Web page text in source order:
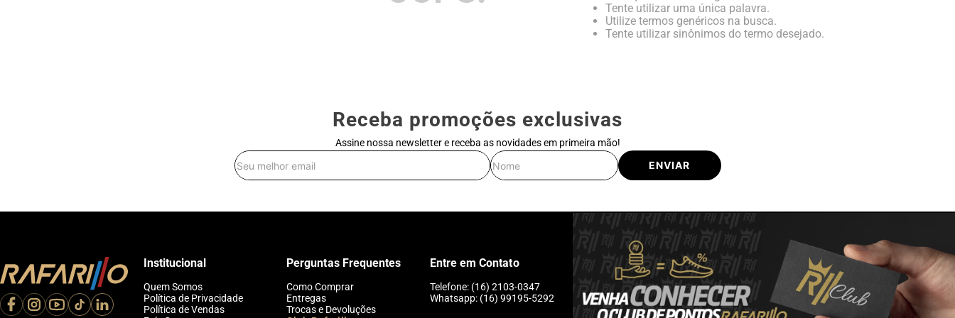
Tente utilizar uma única palavra.
Utilize termos genéricos na busca.
Tente utilizar sinônimos do termo desejado.
Receba promoções exclusivas
Assine nossa newsletter e receba as novidades em primeira mão!
ENVIAR
Institucional
Quem Somos
Política de Privacidade
Política de Vendas
Perguntas Frequentes
Como Comprar
Entregas
Trocas e Devoluções
Entre em Contato
Telefone: (16) 2103-0347
Whatsapp: (16) 99195-5292